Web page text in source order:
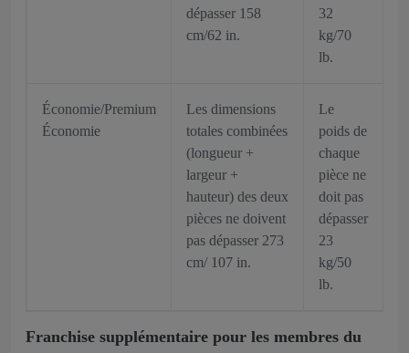
dépasser 158
cm/62 in.
32
kg/70
lb.
Économie/Premium
Économie
Les dimensions
totales combinées
(longueur +
largeur +
hauteur) des deux
pièces ne doivent
pas dépasser 273
cm/ 107 in.
Le
poids de
chaque
pièce ne
doit pas
dépasser
23
kg/50
lb.
Franchise supplémentaire pour les membres du